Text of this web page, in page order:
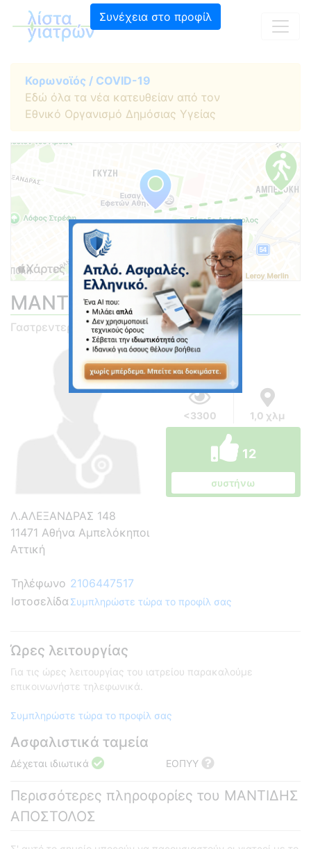
Συνέχεια στο προφίλ
Κορωνοϊός / COVID-19
Εδώ όλα τα νέα κατευθείαν από τον
Εθνικό Οργανισμό Δημόσιας Υγείας
ΜΑΝΤΙΔΗΣ ΑΠΟΣΤΟΛΟΣ
Γαστρεντερολόγος
<3300 1,0 χλμ
12
συστήνω
Λ.ΑΛΕΞΑΝΔΡΑΣ 148
11471 Αθήνα Αμπελόκηποι
Αττική
Τηλέφωνο 2106447517
Ιστοσελίδα Συμπληρώστε τώρα το προφίλ σας
Ώρες λειτουργίας
Για τις ώρες λειτουργίας του ιατρείου παρακαλούμε
επικοινωνήστε τηλεφωνικά.
Συμπληρώστε τώρα το προφίλ σας
Ασφαλιστικά ταμεία
Δέχεται ιδιωτικά ΕΟΠΥΥ
Περισσότερες πληροφορίες του ΜΑΝΤΙΔΗΣ
ΑΠΟΣΤΟΛΟΣ